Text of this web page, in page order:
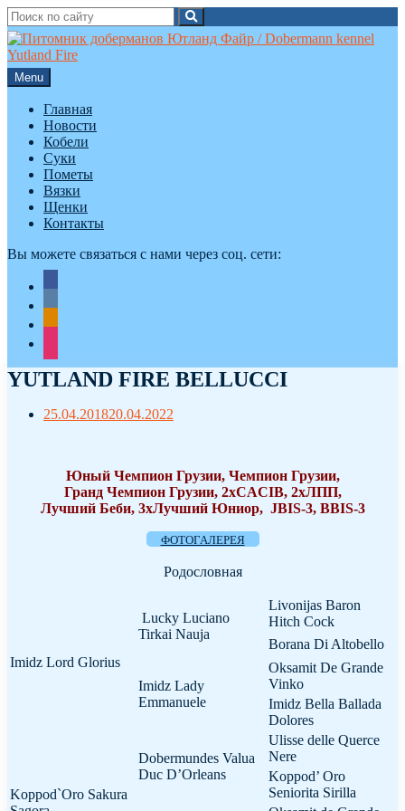
Search
for:
Search
Skip
to
content
Menu
Главная
Новости
Кобели
Суки
Пометы
Вязки
Щенки
Контакты
Вы можете связаться с нами через соц. сети:
YUTLAND FIRE BELLUCCI
25.04.201820.04.2022
Юный Чемпион Грузии, Чемпион Грузии,
Гранд Чемпион Грузии, 2хCACIB, 2хЛПП,
Лучший Беби, 3xЛучший Юниор, JBIS-3, ВBIS-3
ФОТОГАЛЕРЕЯ
Родословная
Imidz Lord Glorius
Lucky Luciano
Tirkai Nauja
Livonijas Baron
Hitch Cock
Borana Di Altobello
Imidz Lady
Emmanuele
Oksamit De Grande
Vinko
Imidz Bella Ballada
Dolores
Koppod`Oro Sakura
Dobermundes Valua
Duc D’Orleans
Ulisse delle Querce
Nere
Koppod’ Oro
Seniorita Sirilla